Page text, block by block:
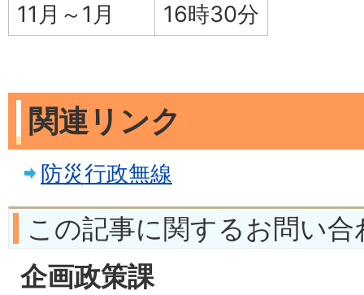
11月～1月
16時30分
関連リンク
防災行政無線
この記事に関するお問い合
企画政策課